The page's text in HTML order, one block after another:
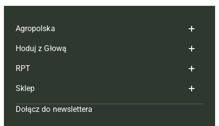
Agropolska
Redakcja
Reklama
Tagi
Mapa serwisu
Hoduj z Głową
Hoduj z głową bydło
Hoduj z głową świnie
Prenumerata
RPT
Redakcja
Prenumerata
Sklep
Czasopisma i prenumerata
Dołącz do newslettera